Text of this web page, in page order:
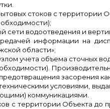
стоков с территории
водоотведения и
информации на
области»;
учета объема сточных
засорения
условиями,
коммуникациями.
с территории Объекта до